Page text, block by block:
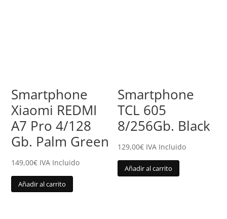
Smartphone
Xiaomi REDMI
A7 Pro 4/128
Gb. Palm Green
149,00€ IVA Incluido
Añadir al carrito
Smartphone
TCL 605
8/256Gb. Black
129,00€ IVA Incluido
Añadir al carrito